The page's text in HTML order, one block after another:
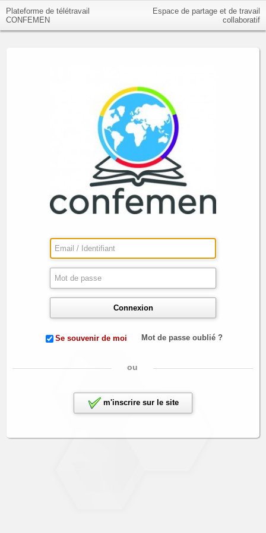
Plateforme de télétravail
CONFEMEN
Espace de partage et de travail
collaboratif
Connexion
Se souvenir de moi Mot de passe oublié ?
ou
m'inscrire sur le site